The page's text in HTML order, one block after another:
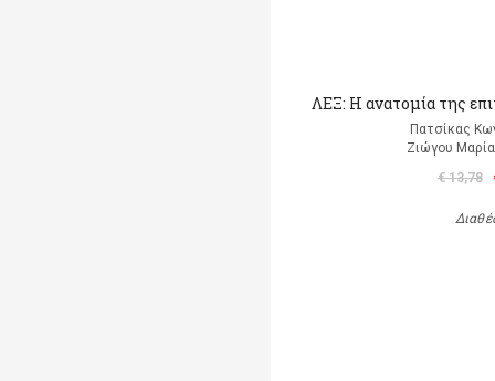
ΛΕΞ: Η ανατομία της
Πατσίκας
Ζιώγου
€ 13,78